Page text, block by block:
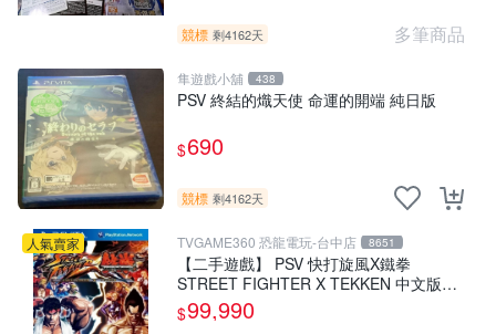
競標 剩4162天 多筆商品
隼遊戲小舖 438
PSV 終結的熾天使 命運的開端 純日版
$690
競標 剩4162天
人氣賣家 TVGAME360 恐龍電玩-台中店 8651
【二手遊戲】 PSV 快打旋風X鐵拳
STREET FIGHTER X TEKKEN 中文版
【台中恐龍電玩】
$99,990